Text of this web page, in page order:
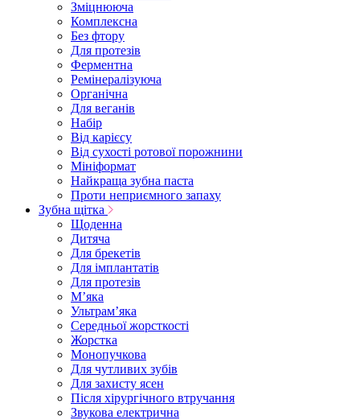
Зміцнююча
Комплексна
Без фтору
Для протезів
Ферментна
Ремінералізуюча
Органічна
Для веганів
Набір
Від карієсу
Від сухості ротової порожнини
Мініформат
Найкраща зубна паста
Проти неприємного запаху
Зубна щітка
Щоденна
Дитяча
Для брекетів
Для імплантатів
Для протезів
Мʼяка
Ультрамʼяка
Середньої жорсткості
Жорстка
Монопучкова
Для чутливих зубів
Для захисту ясен
Після хірургічного втручання
Звукова електрична